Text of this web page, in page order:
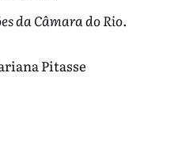
da Câmara do Rio.
Pitasse